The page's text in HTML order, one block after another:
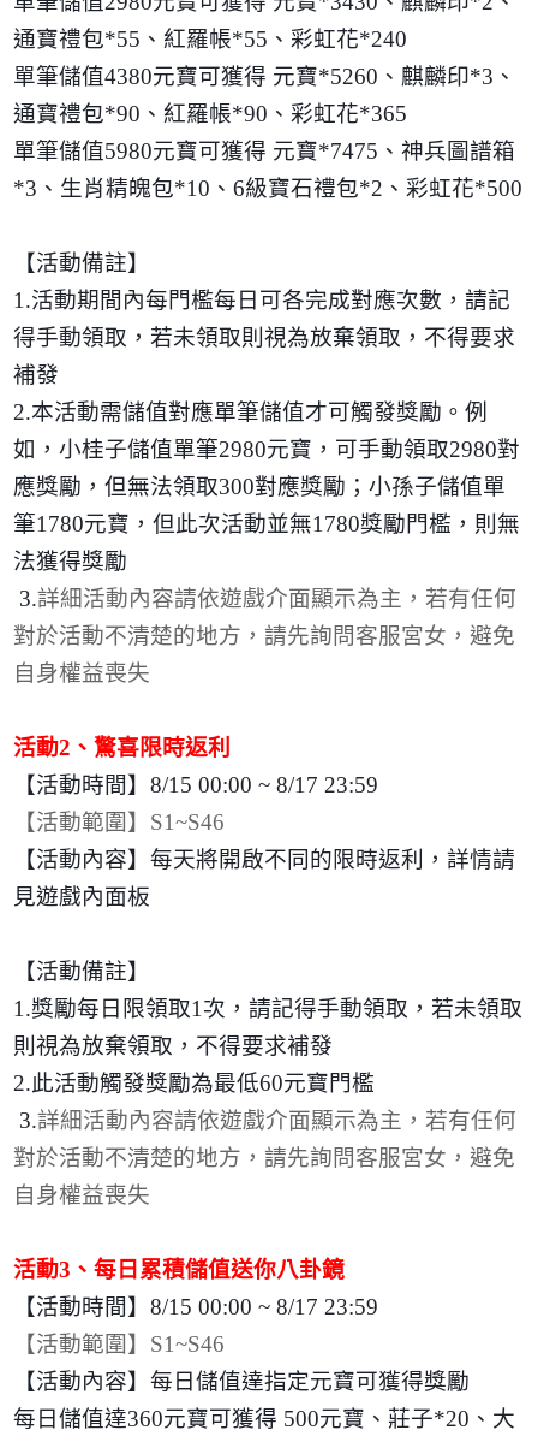
通寶禮包*55 、紅羅帳*55 、彩虹花*240
單筆儲值4380元寶可獲得 元寶*5260 、麒麟印*3 、
通寶禮包*90 、紅羅帳*90 、彩虹花*365
單筆儲值5980元寶可獲得 元寶*7475 、神兵圖譜箱
*3 、生肖精魄包*10 、6級寶石禮包*2 、彩虹花*500
【活動備註】
1.活動期間內每門檻每日可各完成對應次數，請記
得手動領取，若未領取則視為放棄領取，不得要求
補發
2.本活動需儲值對應單筆儲值才可觸發獎勵。例
如，小桂子儲值單筆2980元寶，可手動領取2980對
應獎勵，但無法領取300對應獎勵；小孫子儲值單
筆1780元寶，但此次活動並無1780獎勵門檻，則無
法獲得獎勵
3.詳細活動內容請依遊戲介面顯示為主，若有任何
對於活動不清楚的地方，請先詢問客服宮女，避免
自身權益喪失
活動2 、驚喜限時返利
【活動時間】8/15 00:00 ~ 8/17 23:59
【活動範圍】 S1~S46
【活動內容】每天將開啟不同的限時返利，詳情請
見遊戲內面板
【活動備註】
1.獎勵每日限領取1次，請記得手動領取，若未領取
則視為放棄領取，不得要求補發
2.此活動觸發獎勵為最低60元寶門檻
3.詳細活動內容請依遊戲介面顯示為主，若有任何
對於活動不清楚的地方，請先詢問客服宮女，避免
自身權益喪失
活動3 、每日累積儲值送你八卦鏡
【活動時間】8/15 00:00 ~ 8/17 23:59
【活動範圍】 S1~S46
【活動內容】每日儲值達指定元寶可獲得獎勵
每日儲值達360元寶可獲得 500元寶、莊子*20 、大